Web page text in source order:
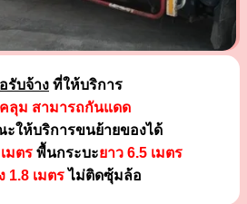
รับจ้าง ที่ให้บริการ
ลุม สามารถกันแดด
ให้บริการขนย้ายของได้
มตรพื้นกระบะยาว 6.5 เมตร
1.8 เมตรไม่ติดซุ้มล้อ